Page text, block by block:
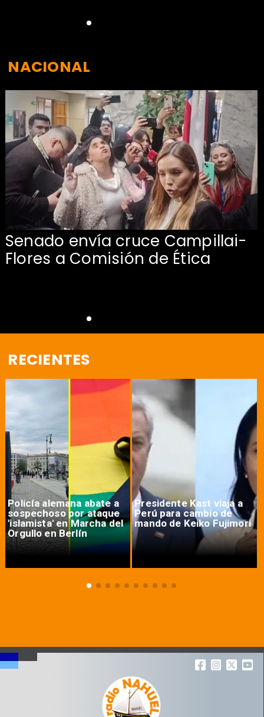
Senado envía cruce Campillai-
Flores a Comisión de Ética
NACIONAL
RECIENTES
Policía alemana abate a
sospechoso por ataque
'islamista' en Marcha del
Orgullo en Berlín
Presidente Kast viaja a
Perú para cambio de
mando de Keiko Fujimori